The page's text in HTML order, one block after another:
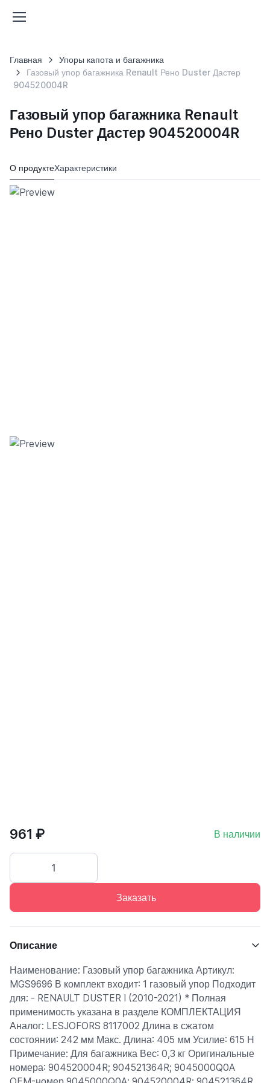
Главная
Упоры капота и багажника
Газовый упор багажника Renault Рено Duster Дастер
904520004R
Газовый упор багажника Renault
Рено Duster Дастер 904520004R
О продуктеХарактеристики
961 ₽ В наличии
Заказать
Описание
Наименование: Газовый упор багажника Артикул:
MGS9696 В комплект входит: 1 газовый упор Подходит
для: - RENAULT DUSTER I (2010-2021) * Полная
применимость указана в разделе КОМПЛЕКТАЦИЯ
Аналог: LESJOFORS 8117002 Длина в сжатом
состоянии: 242 мм Макс. Длина: 405 мм Усилие: 615 Н
Примечание: Для багажника Вес: 0,3 кг Оригинальные
номера: 904520004R; 904521364R; 9045000Q0A